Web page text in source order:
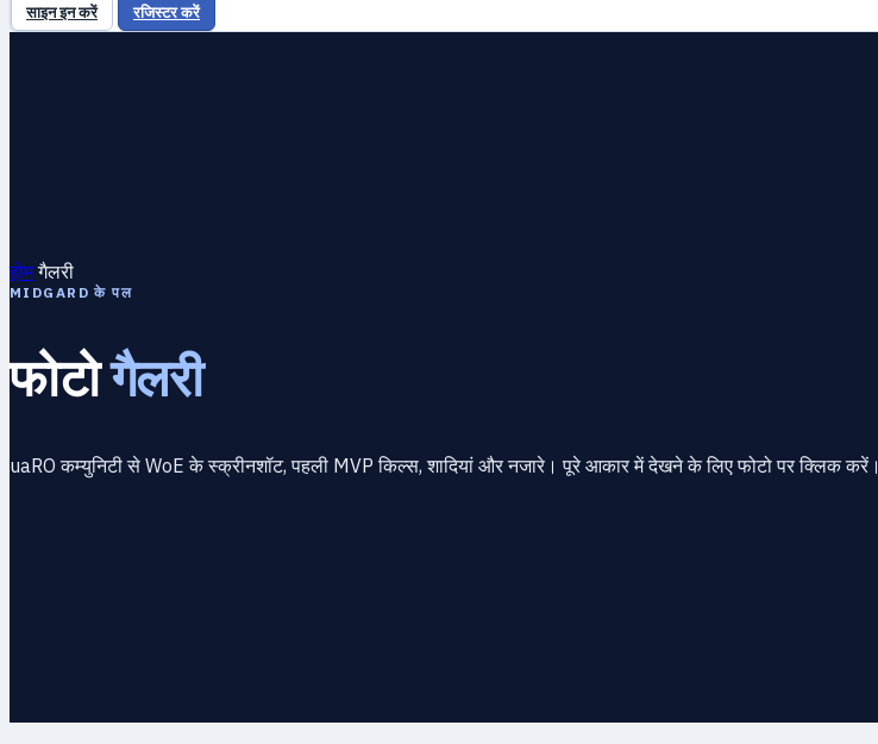
साइन इन करें रजिस्टर करें
होम गैलरी
MIDGARD के पल
फोटोगैलरी
uaRO कम्युनिटी से WoE के स्क्रीनशॉट, पहली MVP किल्स, शादियां और नजारे। पूरे आकार में देखने के लिए फोटो पर क्लिक करें।